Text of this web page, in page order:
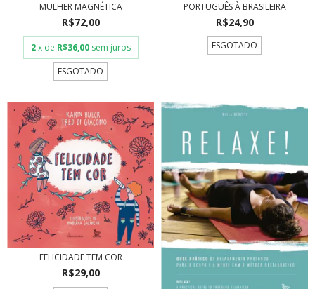
MULHER MAGNÉTICA
R$72,00
2 x de R$36,00 sem juros
ESGOTADO
PORTUGUÊS À BRASILEIRA
R$24,90
ESGOTADO
FELICIDADE TEM COR
R$29,00